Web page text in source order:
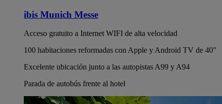
ibis Munich Messe
Acceso gratuito a Internet WIFI de alta velocidad
100 habitaciones reformadas con Apple y Android TV de 40"
Excelente ubicación junto a las autopistas A99 y A94
Parada de autobús frente al hotel